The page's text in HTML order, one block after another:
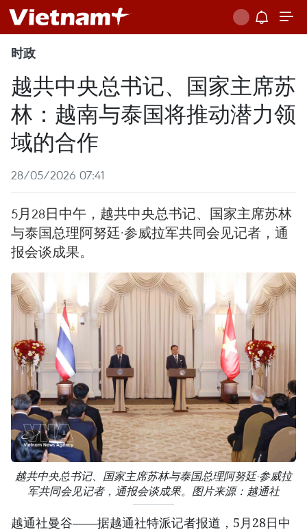
时政
越共中央总书记、国家主席苏
林：越南与泰国将推动潜力领
域的合作
28/05/2026 07:41
5月28日中午，越共中央总书记、国家主席苏林
与泰国总理阿努廷·参威拉军共同会见记者，通
报会谈成果。
越共中央总书记、国家主席苏林与泰国总理阿努廷·参威拉
军共同会见记者，通报会谈成果。图片来源：越通社
越通社曼谷——据越通社特派记者报道，5月28日中